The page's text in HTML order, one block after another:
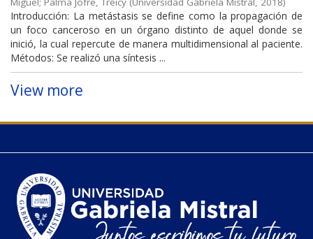
Introducción: La metástasis se define como la propagación de
un foco canceroso en un órgano distinto de aquel donde se
inició, la cual repercute de manera multidimensional al paciente.
Métodos: Se realizó una síntesis ...
View more